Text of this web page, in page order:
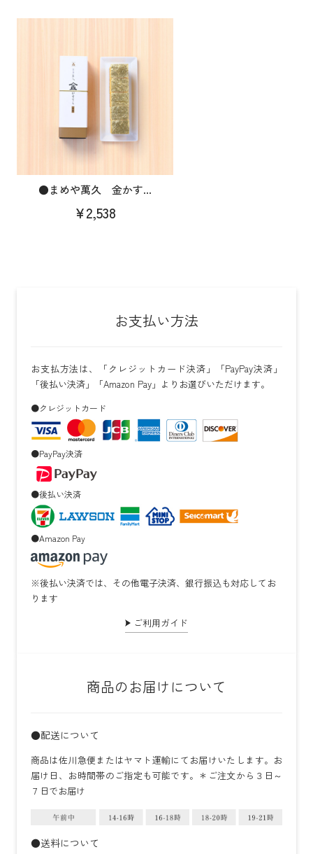
●まめや萬久 金かす...
¥2,538
お支払い方法
お支払方法は、「クレジットカード決済」「PayPay決済」
「後払い決済」「Amazon Pay」よりお選びいただけます。
●クレジットカード
●PayPay決済
●後払い決済
●Amazon Pay
※後払い決済では、その他電子決済、銀行振込も対応してお
ります
ご利用ガイド
商品のお届けについて
●配送について
商品は佐川急便またはヤマト運輸にてお届けいたします。お
届け日、お時間帯のご指定も可能です。＊ご注文から３日～
７日でお届け
●送料について